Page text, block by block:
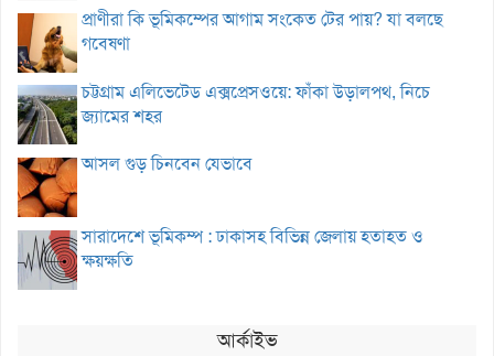
প্রাণীরা কি ভূমিকম্পের আগাম সংকেত টের পায়? যা বলছে
গবেষণা
চট্টগ্রাম এলিভেটেড এক্সপ্রেসওয়ে: ফাঁকা উড়ালপথ, নিচে
জ্যামের শহর
আসল গুড় চিনবেন যেভাবে
সারাদেশে ভূমিকম্প : ঢাকাসহ বিভিন্ন জেলায় হতাহত ও
ক্ষয়ক্ষতি
আর্কাইভ